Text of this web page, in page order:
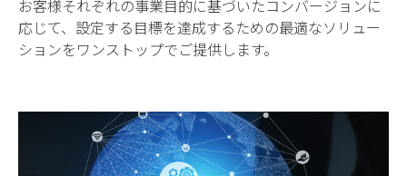
お客様それぞれの事業目的に基づいたコンバージョンに
応じて、設定する目標を達成するための最適なソリュー
ションをワンストップでご提供します。